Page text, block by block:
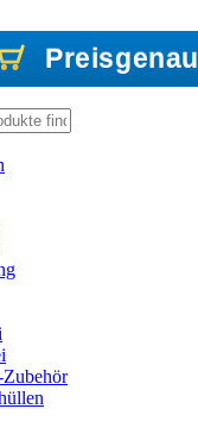
Preisgenau
Preisgenau
Preisgenau